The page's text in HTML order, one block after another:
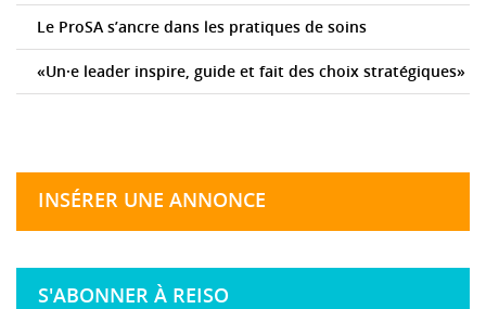
Le ProSA s’ancre dans les pratiques de soins
«Un·e leader inspire, guide et fait des choix stratégiques»
INSÉRER UNE ANNONCE
S'ABONNER À REISO